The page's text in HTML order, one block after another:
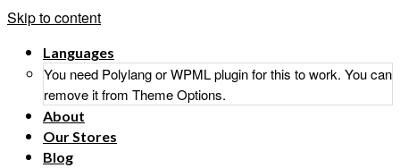
Skip to content
Languages
You need Polylang or WPML plugin for this to work. You can
remove it from Theme Options.
About
Our Stores
Blog